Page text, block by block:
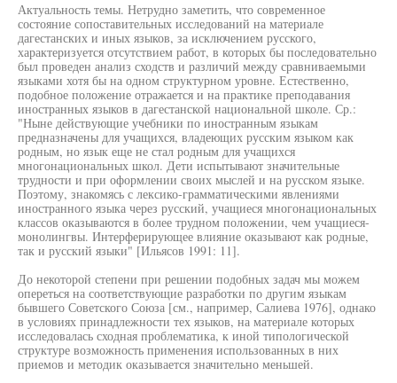
Актуальность темы. Нетрудно заметить, что современное
состояние сопоставительных исследований на материале
дагестанских и иных языков, за исключением русского,
характеризуется отсутствием работ, в которых бы последовательно
был проведен анализ сходств и различий между сравниваемыми
языками хотя бы на одном структурном уровне. Естественно,
подобное положение отражается и на практике преподавания
иностранных языков в дагестанской национальной школе. Ср.:
"Ныне действующие учебники по иностранным языкам
предназначены для учащихся, владеющих русским языком как
родным, но язык еще не стал родным для учащихся
многонациональных школ. Дети испытывают значительные
трудности и при оформлении своих мыслей и на русском языке.
Поэтому, знакомясь с лексико-грамматическими явлениями
иностранного языка через русский, учащиеся многонациональных
классов оказываются в более трудном положении, чем учащиеся-
монолингвы. Интерферирующее влияние оказывают как родные,
так и русский языки" [Ильясов 1991: 11].
До некоторой степени при решении подобных задач мы можем
опереться на соответствующие разработки по другим языкам
бывшего Советского Союза [см., например, Салиева 1976], однако
в условиях принадлежности тех языков, на материале которых
исследовалась сходная проблематика, к иной типологической
структуре возможность применения использованных в них
приемов и методик оказывается значительно меньшей.